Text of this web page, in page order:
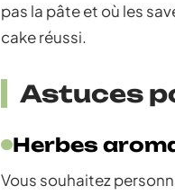
pas la pâte et où les
cake réussi.
Astuces
Herbes
Vous souhaitez